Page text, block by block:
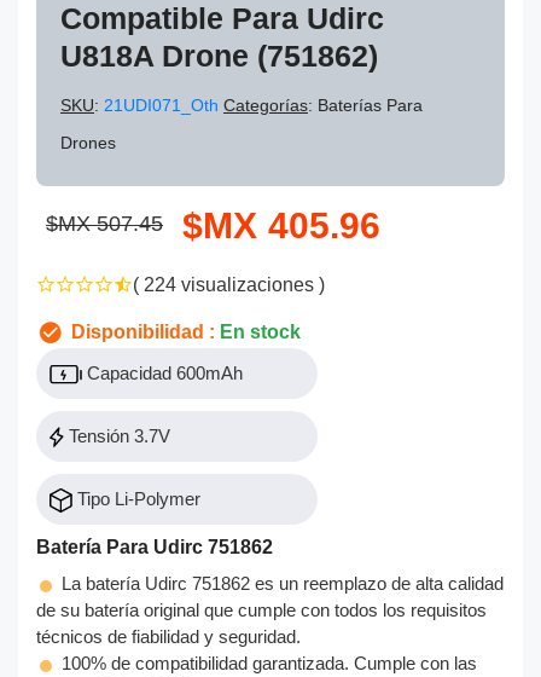
Compatible Para Udirc
U818A Drone (751862)
SKU: 21UDI071_Oth Categorías: Baterías Para
Drones
$MX 507.45 $MX 405.96
( 224 visualizaciones )
Disponibilidad : En stock
Capacidad 600mAh
Tensión 3.7V
Tipo Li-Polymer
Batería Para Udirc 751862
La batería Udirc 751862 es un reemplazo de alta calidad
de su batería original que cumple con todos los requisitos
técnicos de fiabilidad y seguridad.
100% de compatibilidad garantizada. Cumple con las